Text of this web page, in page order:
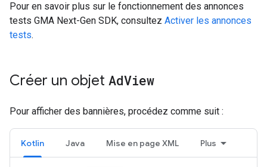
Pour en savoir plus sur le fonctionnement des annonces
tests GMA Next-Gen SDK, consultez Activer les annonces
tests.
Créer un objet AdView
Pour afficher des bannières, procédez comme suit :
Kotlin Java Mise en page XML Plus